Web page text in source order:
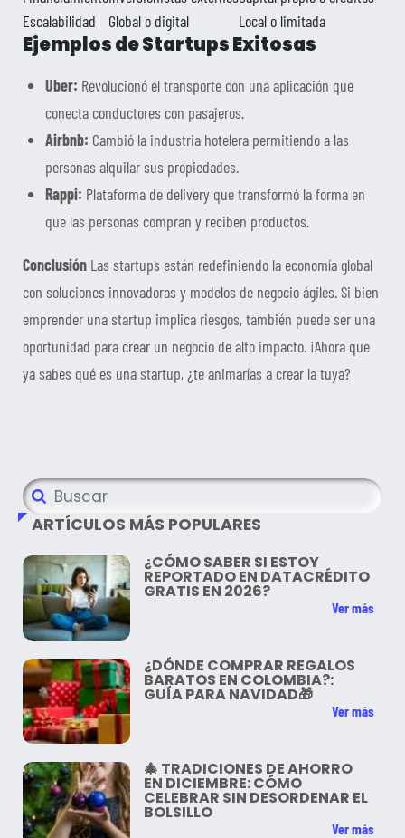
Escalabilidad
Global o digital Local o limitada
Ejemplos de Startups Exitosas
Uber: Revolucionó el transporte con una aplicación que
conecta conductores con pasajeros.
Airbnb: Cambió la industria hotelera permitiendo a las
personas alquilar sus propiedades.
Rappi: Plataforma de delivery que transformó la forma en
que las personas compran y reciben productos.
Conclusión Las startups están redefiniendo la economía global
con soluciones innovadoras y modelos de negocio ágiles. Si bien
emprender una startup implica riesgos, también puede ser una
oportunidad para crear un negocio de alto impacto. ¡Ahora que
ya sabes qué es una startup, ¿te animarías a crear la tuya?
ARTÍCULOS MÁS POPULARES
¿CÓMO SABER SI ESTOY
REPORTADO EN DATACRÉDITO
GRATIS EN 2026?
Ver más
¿DÓNDE COMPRAR REGALOS
BARATOS EN COLOMBIA?:
GUÍA PARA NAVIDAD🎁
Ver más
🎄 TRADICIONES DE AHORRO
EN DICIEMBRE: CÓMO
CELEBRAR SIN DESORDENAR EL
BOLSILLO
Ver más